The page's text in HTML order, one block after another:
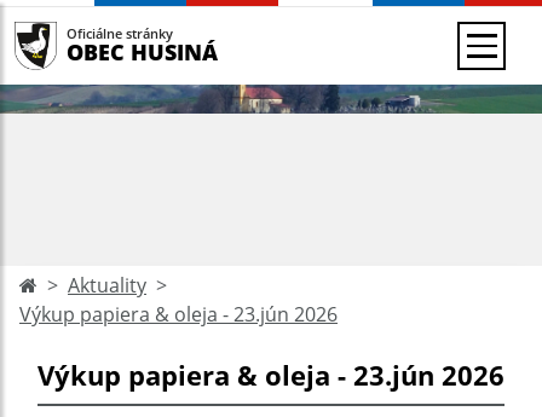
Oficiálne stránky
OBEC HUSINÁ
Aktuality
Výkup papiera & oleja - 23.jún 2026
Výkup papiera & oleja - 23.jún 2026